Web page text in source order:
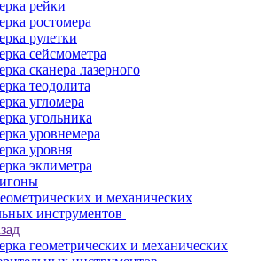
рейки
ростомера
рулетки
сейсмометра
сканера лазерного
теодолита
угломера
угольника
уровнемера
уровня
эклиметра
и механических
инструментов
геометрических и механических